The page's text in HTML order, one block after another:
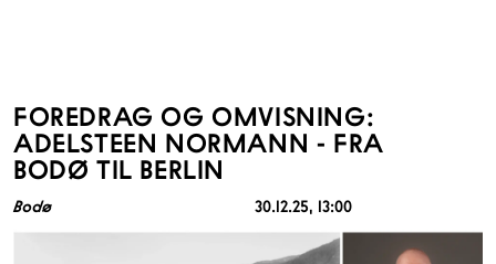
FOREDRAG OG OMVISNING:
ADELSTEEN NORMANN - FRA
BODØ TIL BERLIN
Bodø 30.12.25, 13:00